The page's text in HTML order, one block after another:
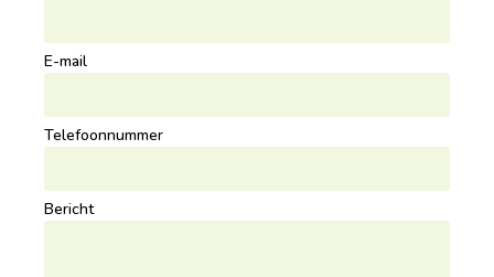
E-mail
Telefoonnummer
Bericht